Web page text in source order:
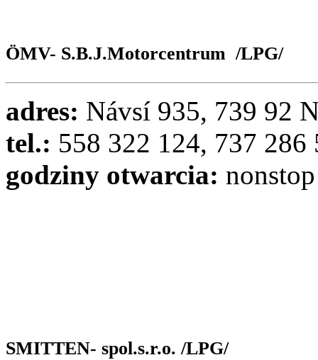
ÖMV- S.B.J.Motorcentrum /LPG/
adres: Návsí 935, 739 92
tel.: 558 322 124, 737 286
godziny otwarcia: nonstop
SMITTEN- spol.s.r.o. /LPG/